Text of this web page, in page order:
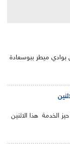
بوادي ميطر ببوسعادة
الخدمة هذا الاثنين